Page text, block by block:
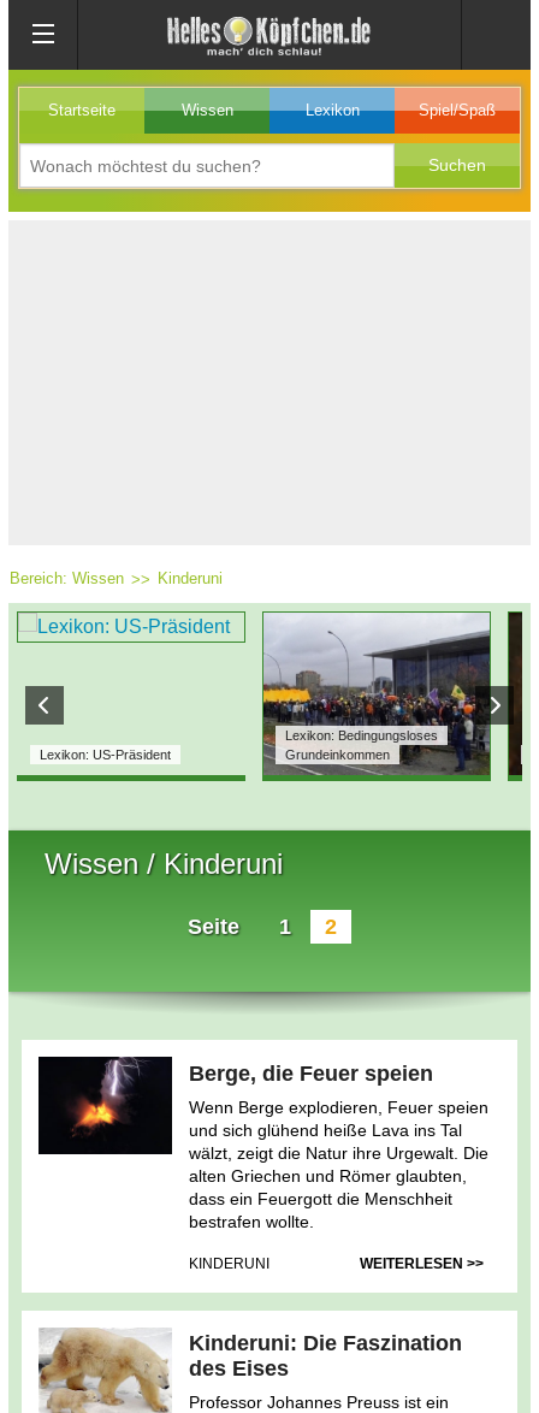
Startseite Wissen Lexikon Spiel/Spaß
Bereich: Wissen Kinderuni
Lexikon: US-Präsident
Lexikon: Bedingungsloses
Grundeinkommen
Wissen / Kinderuni
Seite 1 2
Berge, die Feuer speien
Wenn Berge explodieren, Feuer speien
und sich glühend heiße Lava ins Tal
wälzt, zeigt die Natur ihre Urgewalt. Die
alten Griechen und Römer glaubten,
dass ein Feuergott die Menschheit
bestrafen wollte.
KINDERUNI WEITERLESEN >>
Kinderuni: Die Faszination
des Eises
Professor Johannes Preuss ist ein